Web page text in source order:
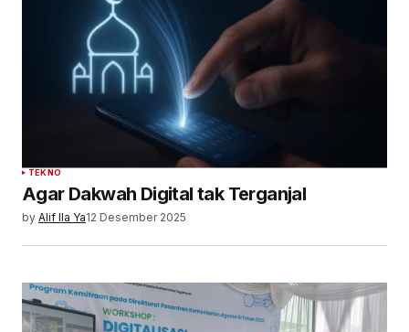
TEKNO
Agar Dakwah Digital tak Terganjal
by Alif Ila Ya12 Desember 2025